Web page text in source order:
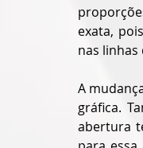
exata,
nas linhas
A
gráfica.
abertura